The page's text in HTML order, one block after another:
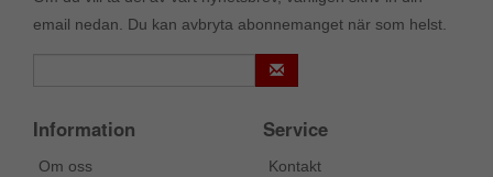
email nedan. Du kan avbryta abonnemanget när som helst.
Information
Om oss
Service
Kontakt